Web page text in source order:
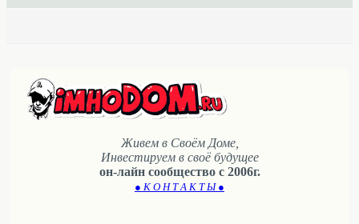
Живем в Своём Доме,
Инвестируем в своё будущее
он-лайн сообщество с 2006г.
● К О Н Т А К Т Ы ●